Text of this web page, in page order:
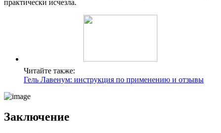
практически исчезла.
Читайте также:
Гель Лавенум: инструкция по применению и отзывы
Заключение